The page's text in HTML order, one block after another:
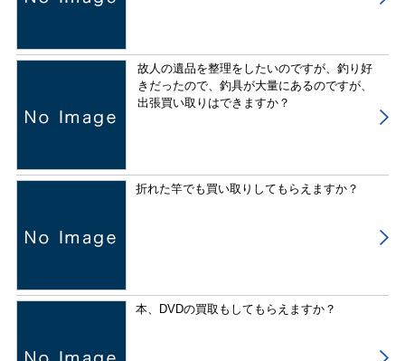
故人の遺品を整理をしたいのですが、釣り好
きだったので、釣具が大量にあるのですが、
出張買い取りはできますか？
折れた竿でも買い取りしてもらえますか？
本、DVDの買取もしてもらえますか？